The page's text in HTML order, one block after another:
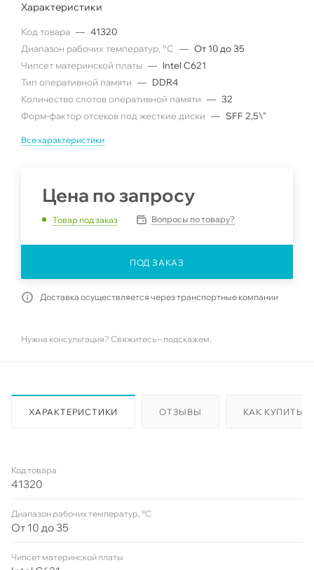
Характеристики
Код товара — 41320
Диапазон рабочих температур, °C — От 10 до 35
Чипсет материнской платы — Intel C621
Тип оперативной памяти — DDR4
Количество слотов оперативной памяти — 32
Форм-фактор отсеков под жесткие диски — SFF 2,5\"
Все характеристики
Цена по запросу
Товар под заказ Вопросы по товару?
ПОД ЗАКАЗ
Доставка осуществляется через транспортные компании
Нужна консультация? Свяжитесь – подскажем.
ХАРАКТЕРИСТИКИ ОТЗЫВЫ КАК КУПИТЬ
Код товара
41320
Диапазон рабочих температур, °C
От 10 до 35
Чипсет материнской платы